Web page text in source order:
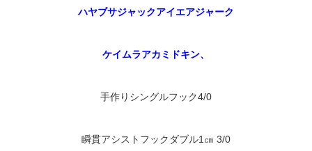
ハヤブサジャックアイエアジャーク
ケイムラアカミドキン、
手作りシングルフック4/0
瞬貫アシストフックダブル1㎝ 3/0